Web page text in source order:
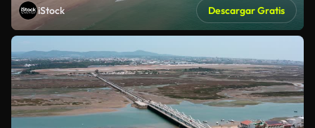
iStock Descargar Gratis